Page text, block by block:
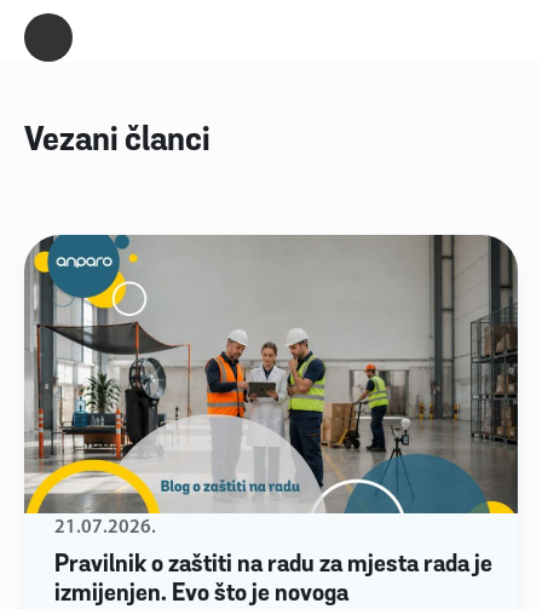
Vezani članci
Pravilnik o zaštiti na radu za mjesta rada je
izmijenjen. Evo što je novoga
21.07.2026.